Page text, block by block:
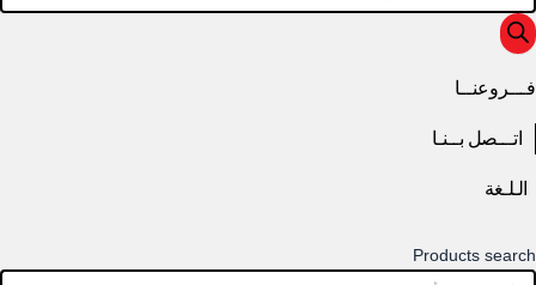
فـــروعنــا
اتـــصل بــنـا
الـلـغة
Products search